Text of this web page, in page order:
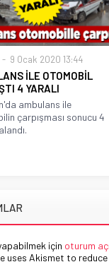
9 Ocak 2020 13:44
İLE OTOMOBİL
4 YARALI
ambulans ile
çarpışması sonucu 4
için oturum
uses Akismet to reduce